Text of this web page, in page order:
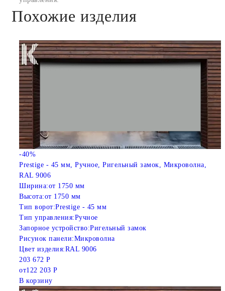
Похожие изделия
-40%
Prestige - 45 мм, Ручное, Ригельный замок, Микроволна,
RAL 9006
Ширина:от 1750 мм
Высота:от 1750 мм
Тип ворот:Prestige - 45 мм
Тип управления:Ручное
Запорное устройство:Ригельный замок
Рисунок панели:Микроволна
Цвет изделия:RAL 9006
203 672 Р
от122 203 Р
В корзину